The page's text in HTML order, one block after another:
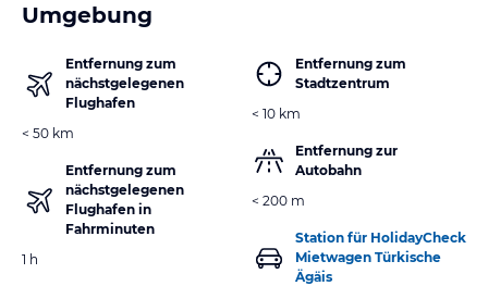
Umgebung
Entfernung zum
nächstgelegenen
Flughafen
< 50 km
Entfernung zum
nächstgelegenen
Flughafen in
Fahrminuten
1 h
Entfernung zum
Stadtzentrum
< 10 km
Entfernung zur
Autobahn
< 200 m
Station für HolidayCheck
Mietwagen Türkische
Ägäis